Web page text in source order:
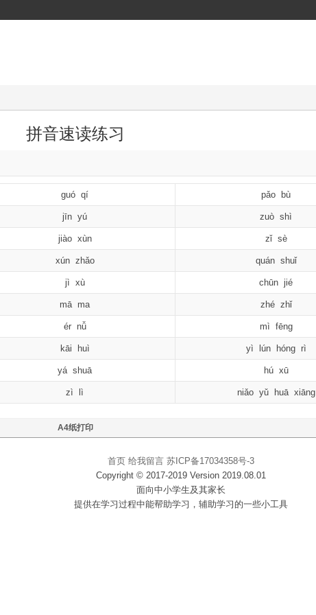
拼音速读练习
guó qí pǎo bù
jīn yú zuò shì
jiào xùn zǐ sè
xún zhǎo quán shuǐ
jì xù chūn jié
mā ma zhé zhǐ
ér nǚ mì fēng
kāi huì yì lún hóng rì
yá shuā hú xū
zì lì niǎo yǔ huā xiāng
A4纸打印
首页 给我留言 苏ICP备17034358号-3
Copyright © 2017-2019 Version 2019.08.01
面向中小学生及其家长
提供在学习过程中能帮助学习，辅助学习的一些小工具